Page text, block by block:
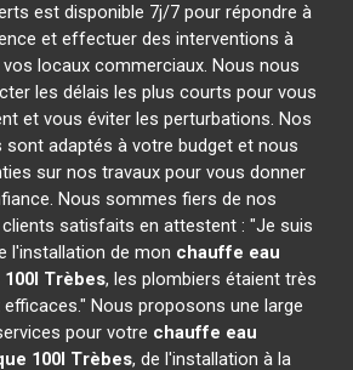
est disponible 7j/7 pour répondre à
et effectuer des interventions à
locaux commerciaux. Nous nous
les délais les plus courts pour vous
et vous éviter les perturbations. Nos
adaptés à votre budget et nous
sur nos travaux pour vous donner
Nous sommes fiers de nos
satisfaits en attestent : "Je suis
l'installation de mon chauffe eau
Trèbes, les plombiers étaient très
Nous proposons une large
pour votre chauffe eau
100l Trèbes, de l'installation à la